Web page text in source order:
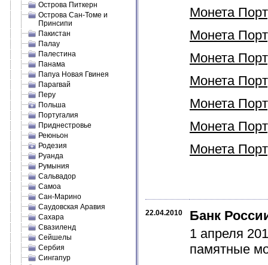
Острова Питкерн
Острова Сан-Томе и
Принсипи
Пакистан
Палау
Палестина
Панама
Папуа Новая Гвинея
Парагвай
Перу
Польша
Португалия
Приднестровье
Реюньон
Родезия
Руанда
Румыния
Сальвадор
Самоа
Сан-Марино
Саудовская Аравия
Сахара
Свазиленд
Сейшелы
Сербия
Сингапур
Монета
Монета
Монета
Монета
Монета
Монета
Монета
22.04.2010
Банк
1 апреля
памятные